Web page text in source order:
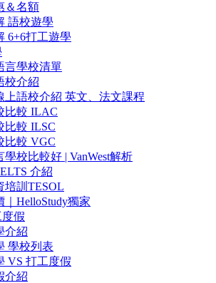
＆名額
語校遊學
6+6打工遊學
言學校清單
校介紹
上語校介紹 英文、法文課程
比較 ILAC
比較 ILSC
比較 VGC
學校比較好 | VanWest解析
介紹
培訓TESOL
｜HelloStudy獨家
假
介紹
學校列表
VS 打工度假
介紹